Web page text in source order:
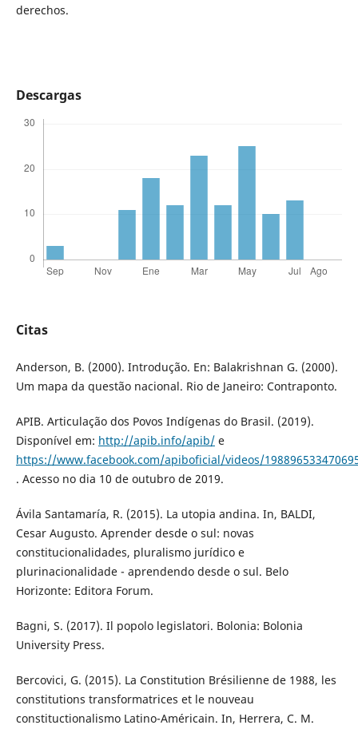
derechos.
Descargas
Citas
Anderson, B. (2000). Introdução. En: Balakrishnan G. (2000).
Um mapa da questão nacional. Rio de Janeiro: Contraponto.
APIB. Articulação dos Povos Indígenas do Brasil. (2019).
Disponível em: http://apib.info/apib/e
https://www.facebook.com/apiboficial/videos/
. Acesso no dia 10 de outubro de 2019.
Ávila Santamaría, R. (2015). La utopia andina. In, BALDI,
Cesar Augusto. Aprender desde o sul: novas
constitucionalidades, pluralismo jurídico e
plurinacionalidade - aprendendo desde o sul. Belo
Horizonte: Editora Forum.
Bagni, S. (2017). Il popolo legislatori. Bolonia: Bolonia
University Press.
Bercovici, G. (2015). La Constitution Brésilienne de 1988, les
constitutions transformatrices et le nouveau
constituctionalismo Latino-Américain. In, Herrera, C. M.